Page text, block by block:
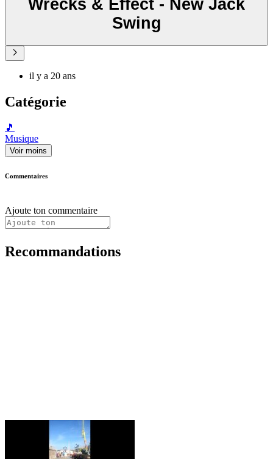
Wrecks & Effect - New Jack
Swing
il y a 20 ans
Catégorie
🎵
Musique
Voir moins
Commentaires
Ajoute ton commentaire
Recommandations